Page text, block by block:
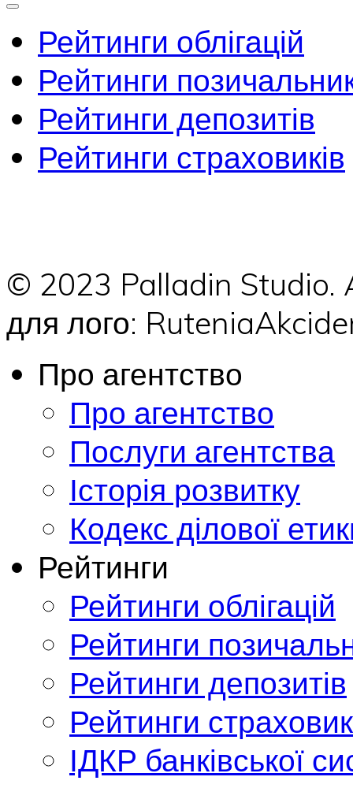
Рейтинги облігацій
Рейтинги
Рейтинги депозитів
Рейтинги страховиків
© 2023 Palladin
для лого:
Про агентство
Про агентство
Послуги агентства
Історія розвитку
Кодекс ділової
Рейтинги
Рейтинги облігацій
Рейтинги
Рейтинги депозитів
Рейтинги
ІДКР банківської